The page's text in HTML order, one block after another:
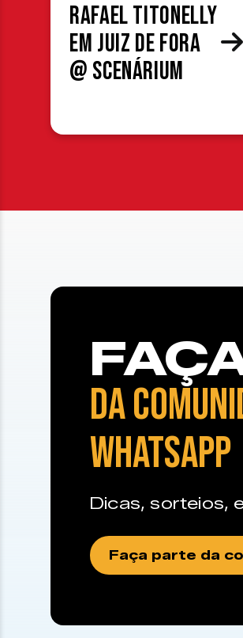
Rafael Titonelly
em Juiz de Fora
@ Scenárium
DA
WHATSAPP
Dicas, sorteios,
Faça parte da